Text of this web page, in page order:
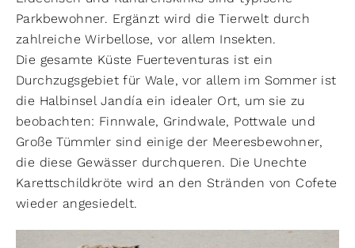
Parkbewohner. Ergänzt wird die Tierwelt durch
zahlreiche Wirbellose, vor allem Insekten.
Die gesamte Küste Fuerteventuras ist ein
Durchzugsgebiet für Wale, vor allem im Sommer ist
die Halbinsel Jandía ein idealer Ort, um sie zu
beobachten: Finnwale, Grindwale, Pottwale und
Große Tümmler sind einige der Meeresbewohner,
die diese Gewässer durchqueren. Die Unechte
Karettschildkröte wird an den Stränden von Cofete
wieder angesiedelt.